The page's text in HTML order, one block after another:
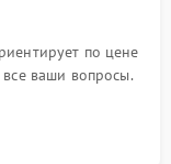
по цене
ваши вопросы.